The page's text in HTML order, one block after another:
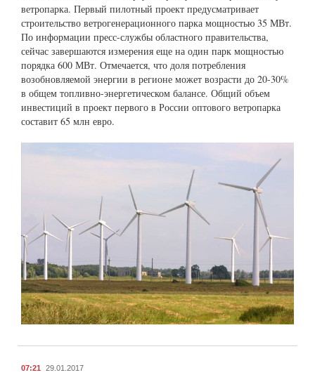
ветропарка. Первый пилотный проект предусматривает
строительство ветрогенерационного парка мощностью 35 МВт.
По информации пресс-службы областного правительства,
сейчас завершаются измерения еще на один парк мощностью
порядка 600 МВт. Отмечается, что доля потребления
возобновляемой энергии в регионе может возрасти до 20-30%
в общем топливно-энергетическом балансе. Общий объем
инвестиций в проект первого в России оптового ветропарка
составит 65 млн евро.
07:21 29.01.2017